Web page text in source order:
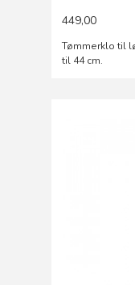
449,00
Tømmerklo til
til 44 cm.